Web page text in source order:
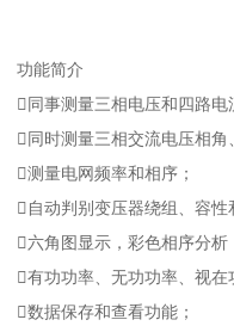
功能简介
同事测量三相电压和四路电
同时测量三相交流电压相角
测量电网频率和相序；
自动判别变压器绕组、容性
六角图显示，彩色相序分析
有功功率、无功功率、视在
数据保存和查看功能；